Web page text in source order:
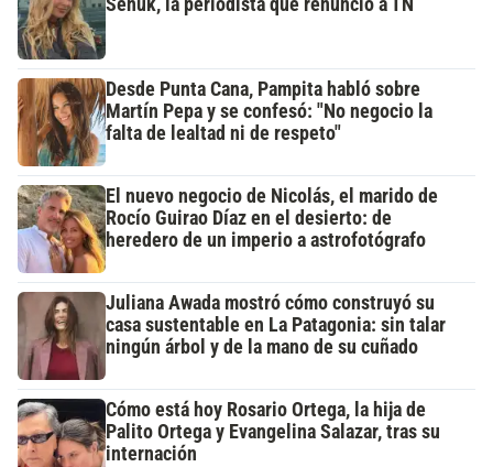
Señuk, la periodista que renunció a TN
Desde Punta Cana, Pampita habló sobre
Martín Pepa y se confesó: "No negocio la
falta de lealtad ni de respeto"
El nuevo negocio de Nicolás, el marido de
Rocío Guirao Díaz en el desierto: de
heredero de un imperio a astrofotógrafo
Juliana Awada mostró cómo construyó su
casa sustentable en La Patagonia: sin talar
ningún árbol y de la mano de su cuñado
Cómo está hoy Rosario Ortega, la hija de
Palito Ortega y Evangelina Salazar, tras su
internación